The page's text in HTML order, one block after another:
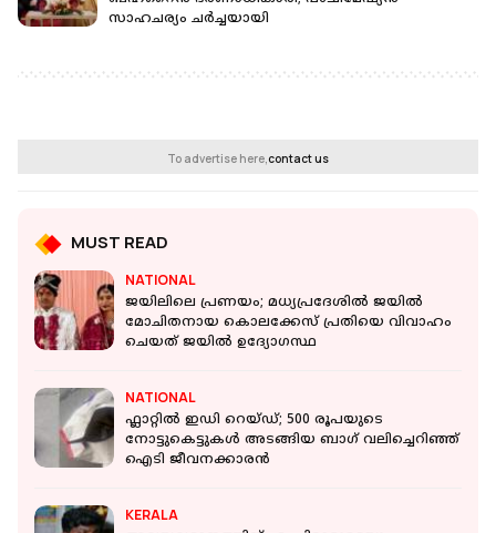
സാഹചര്യം ചർച്ചയായി
To advertise here,contact us
MUST READ
NATIONAL
ജയിലിലെ പ്രണയം; മധ്യപ്രദേശിൽ ജയിൽ
മോചിതനായ കൊലക്കേസ് പ്രതിയെ വിവാഹം
ചെയത് ജയിൽ ഉദ്യോ​ഗസ്ഥ
NATIONAL
ഫ്ലാറ്റില്‍ ഇഡി റെയ്ഡ്; 500 രൂപയുടെ
നോട്ടുകെട്ടുകള്‍ അടങ്ങിയ ബാഗ് വലിച്ചെറിഞ്ഞ്
ഐടി ജീവനക്കാരന്‍
KERALA